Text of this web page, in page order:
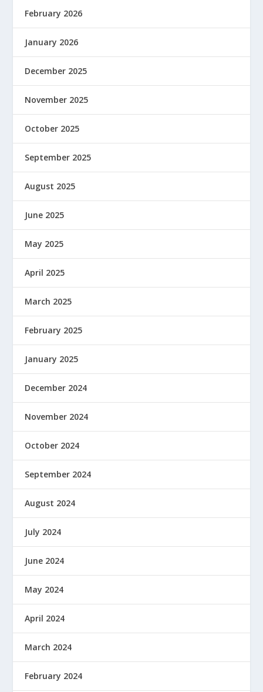
February 2026
January 2026
December 2025
November 2025
October 2025
September 2025
August 2025
June 2025
May 2025
April 2025
March 2025
February 2025
January 2025
December 2024
November 2024
October 2024
September 2024
August 2024
July 2024
June 2024
May 2024
April 2024
March 2024
February 2024